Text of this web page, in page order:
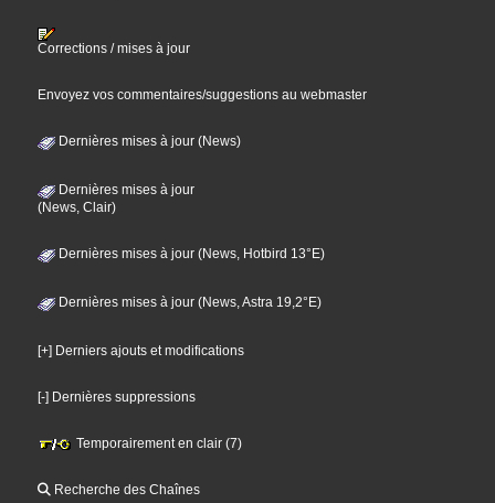
Corrections / mises à jour
Envoyez vos commentaires/suggestions au webmaster
Dernières mises à jour (News)
Dernières mises à jour
(News, Clair)
Dernières mises à jour (News, Hotbird 13°E)
Dernières mises à jour (News, Astra 19,2°E)
[+] Derniers ajouts et modifications
[-] Dernières suppressions
Temporairement en clair (7)
Recherche des Chaînes